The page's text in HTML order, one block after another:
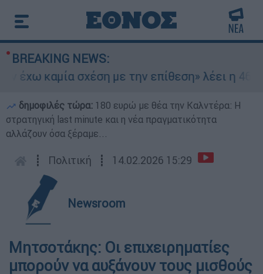
BREAKING NEWS:
καμία σχέση με την επίθεση» λέει η
δημοφιλές τώρα: 180 ευρώ με θέα την Καλντέρα: Η
στρατηγική last minute και η νέα πραγματικότητα
αλλάζουν όσα ξέραμε...
┋ Πολιτική ┋ 14.02.2026 15:29
Newsroom
Μητσοτάκης: Οι επιχειρηματίες
μπορούν να αυξάνουν τους μισθούς